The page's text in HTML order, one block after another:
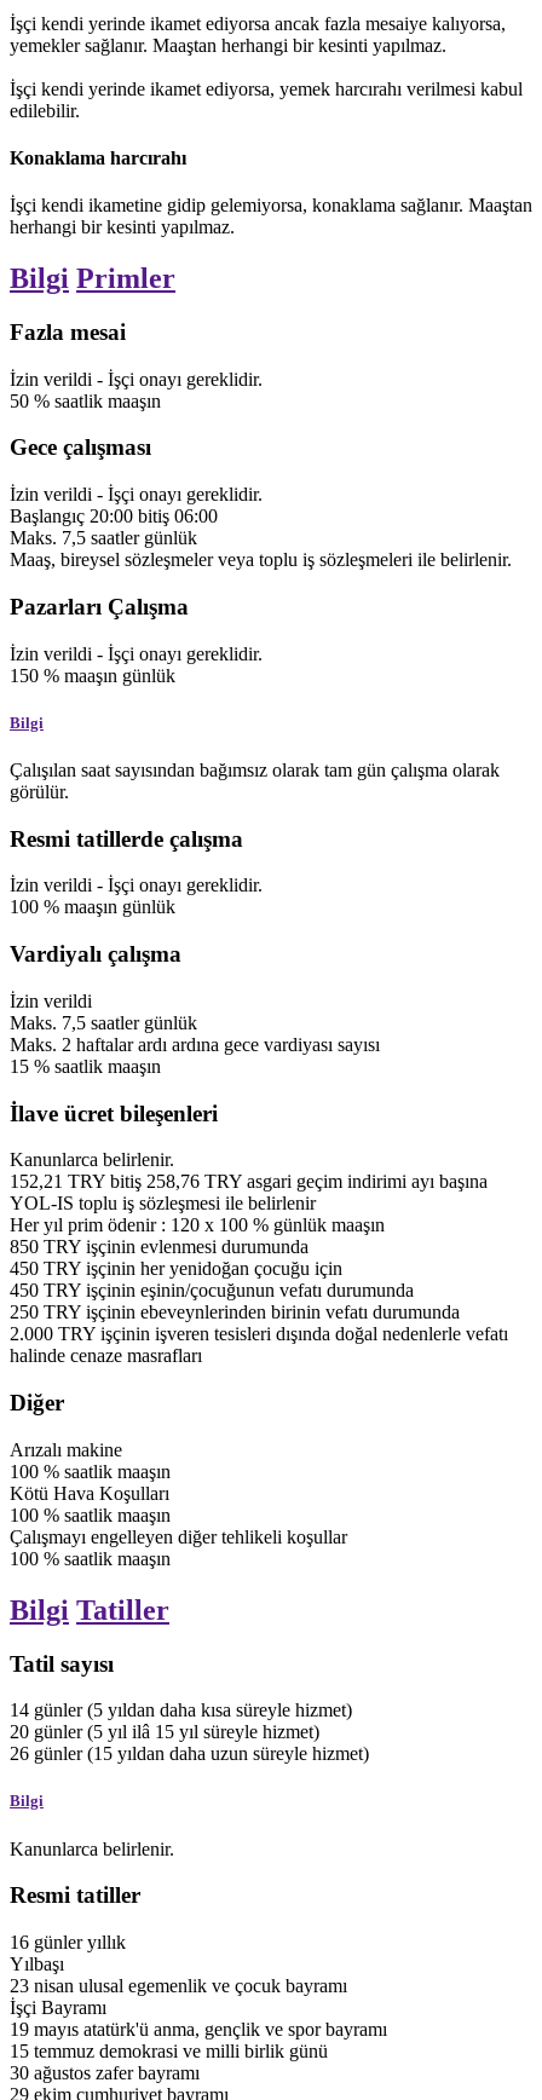
İşçi kendi yerinde ikamet ediyorsa ancak fazla mesaiye kalıyorsa,
yemekler sağlanır. Maaştan herhangi bir kesinti yapılmaz.
İşçi kendi yerinde ikamet ediyorsa, yemek harcırahı verilmesi kabul
edilebilir.
Konaklama harcırahı
İşçi kendi ikametine gidip gelemiyorsa, konaklama sağlanır. Maaştan
herhangi bir kesinti yapılmaz.
Bilgi Primler
Fazla mesai
İzin verildi - İşçi onayı gereklidir.
50 % saatlik maaşın
Gece çalışması
İzin verildi - İşçi onayı gereklidir.
Başlangıç 20:00 bitiş 06:00
Maks. 7,5 saatler günlük
Maaş, bireysel sözleşmeler veya toplu iş sözleşmeleri ile belirlenir.
Pazarları Çalışma
İzin verildi - İşçi onayı gereklidir.
150 % maaşın günlük
Bilgi
Çalışılan saat sayısından bağımsız olarak tam gün çalışma olarak
görülür.
Resmi tatillerde çalışma
İzin verildi - İşçi onayı gereklidir.
100 % maaşın günlük
Vardiyalı çalışma
İzin verildi
Maks. 7,5 saatler günlük
Maks. 2 haftalarardı ardına gece vardiyası sayısı
15 % saatlik maaşın
İlave ücret bileşenleri
Kanunlarca belirlenir.
152,21 TRY bitiş 258,76 TRY asgari geçim indirimi ayı başına
YOL-IS toplu iş sözleşmesi ile belirlenir
Her yıl prim ödenir : 120 x 100 % günlük maaşın
850 TRY işçinin evlenmesi durumunda
450 TRY işçinin her yenidoğan çocuğu için
450 TRY işçinin eşinin/çocuğunun vefatı durumunda
250 TRY işçinin ebeveynlerinden birinin vefatı durumunda
2.000 TRY işçinin işveren tesisleri dışında doğal nedenlerle vefatı
halinde cenaze masrafları
Diğer
Arızalı makine
100 % saatlik maaşın
Kötü Hava Koşulları
100 % saatlik maaşın
Çalışmayı engelleyen diğer tehlikeli koşullar
100 % saatlik maaşın
Bilgi Tatiller
Tatil sayısı
14 günler(5 yıldan daha kısa süreyle hizmet)
20 günler(5 yıl ilâ 15 yıl süreyle hizmet)
26 günler(15 yıldan daha uzun süreyle hizmet)
Bilgi
Kanunlarca belirlenir.
Resmi tatiller
16 günleryıllık
Yılbaşı
23 nisan ulusal egemenlik ve çocuk bayramı
İşçi Bayramı
19 mayıs atatürk'ü anma, gençlik ve spor bayramı
15 temmuz demokrasi ve milli birlik günü
30 ağustos zafer bayramı
29 ekim cumhuriyet bayramı